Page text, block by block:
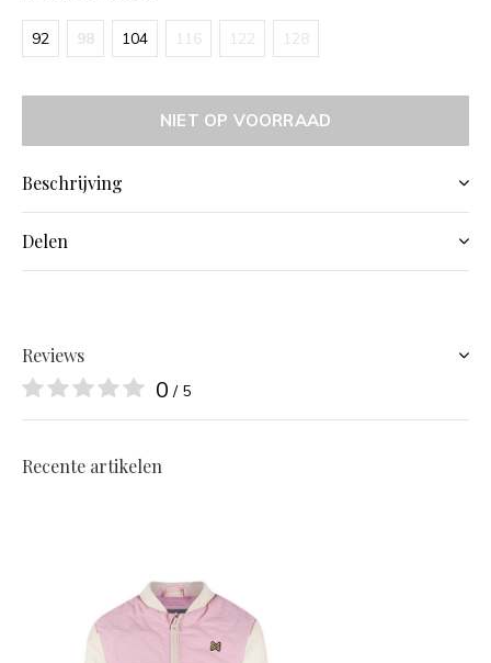
92 98 104 116 122 128
NIET OP VOORRAAD
Beschrijving
Delen
Reviews
0 / 5
Recente artikelen